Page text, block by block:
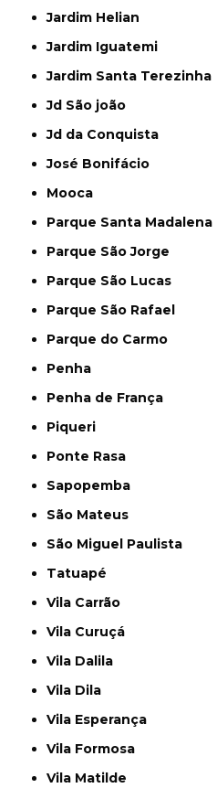
Jardim Helian
Jardim Iguatemi
Jardim Santa Terezinha
Jd São joão
Jd da Conquista
José Bonifácio
Mooca
Parque Santa Madalena
Parque São Jorge
Parque São Lucas
Parque São Rafael
Parque do Carmo
Penha
Penha de França
Piqueri
Ponte Rasa
Sapopemba
São Mateus
São Miguel Paulista
Tatuapé
Vila Carrão
Vila Curuçá
Vila Dalila
Vila Dila
Vila Esperança
Vila Formosa
Vila Matilde